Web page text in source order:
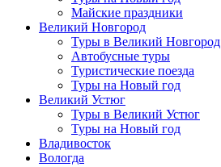
Майские праздники
Великий Новгород
Туры в Великий Новгород
Автобусные туры
Туристические поезда
Туры на Новый год
Великий Устюг
Туры в Великий Устюг
Туры на Новый год
Владивосток
Вологда